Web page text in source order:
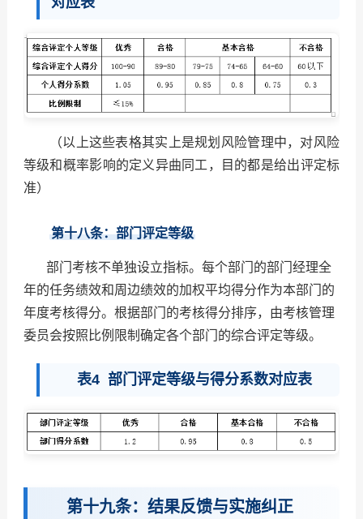
（以上这些表格其实上是规划风险管理中，对风险
等级和概率影响的定义异曲同工，目的都是给出评定标
准）
第十八条：部门评定等级
部门考核不单独设立指标。每个部门的部门经理全
年的任务绩效和周边绩效的加权平均得分作为本部门的
年度考核得分。根据部门的考核得分排序，由考核管理
委员会按照比例限制确定各个部门的综合评定等级。
表4 部门评定等级与得分系数对应表
第十九条：结果反馈与实施纠正